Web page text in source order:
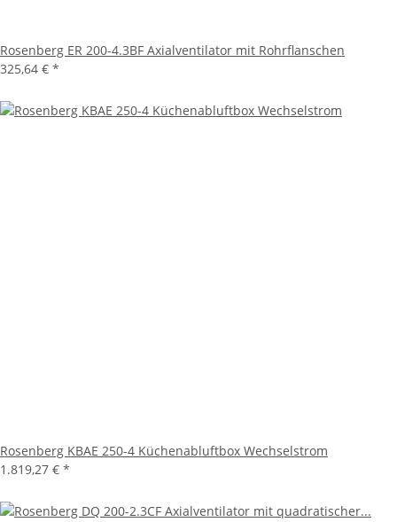
Rosenberg ER 200-4.3BF Axialventilator mit Rohrflanschen
325,64 € *
Rosenberg KBAE 250-4 Küchenabluftbox Wechselstrom
1.819,27 € *